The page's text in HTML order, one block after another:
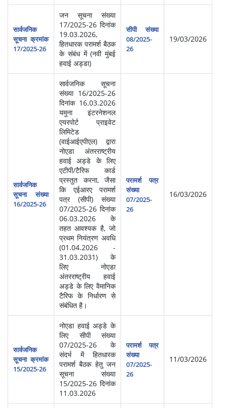
सार्वजनिक
सूचना क्रमांक
17/2025-26
जन सूचना संख्या
17/2025-26 दिनांक
19.03.2026,
हितधारक परामर्श बैठक
के संबंध में (नवी मुंबई
हवाई अड्डा)
सीपी संख्या
08/2025-
26
19/03/2026
सार्वजनिक
सूचना संख्या
16/2025-26
सार्वजनिक सूचना
संख्या 16/2025-26
दिनांक 16.03.2026
यमुना इंटरनेशनल
एयरपोर्ट प्राइवेट
लिमिटेड
(वाईआईएपीएल) द्वारा
नोएडा अंतरराष्ट्रीय
हवाई अड्डे के लिए
एटीपी/टैरिफ कार्ड
प्रस्तुत करना, जैसा
कि एईआरए परामर्श
पत्र (सीपी) संख्या
07/2025-26 दिनांक
06.03.2026 के
तहत आवश्यक है, जो
प्रथम नियंत्रण अवधि
(01.04.2026 -
31.03.2031) के
लिए नोएडा
अंतरराष्ट्रीय हवाई
अड्डे के लिए वैमानिक
टैरिफ के निर्धारण से
संबंधित है।
परामर्श पत्र
संख्या
07/2025-
26
16/03/2026
सार्वजनिक
सूचना क्रमांक
15/2025-26
नोएडा हवाई अड्डे के
लिए सीपी संख्या
07/2025-26 के
संदर्भ में हितधारक
परामर्श बैठक हेतु जन
सूचना संख्या
15/2025-26 दिनांक
11.03.2026
परामर्श पत्र
संख्या
07/2025-
26
11/03/2026